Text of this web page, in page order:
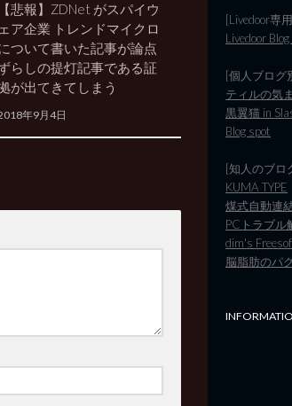
【悲報】ZDNet がスパイウ
ェア企業 トレンドマイクロ
ついて書いた記事が論点
らしの提灯記事である証
が出てきてしまう
年9月4日
[Livedoor専
Livedoor
[個人ブログ
ティルの気
黒翼猫 in
Blog spot
[知人のブロ
KUMA TYPE
煤式自動連
PCトラブル
dim's
脳脂肪のパ